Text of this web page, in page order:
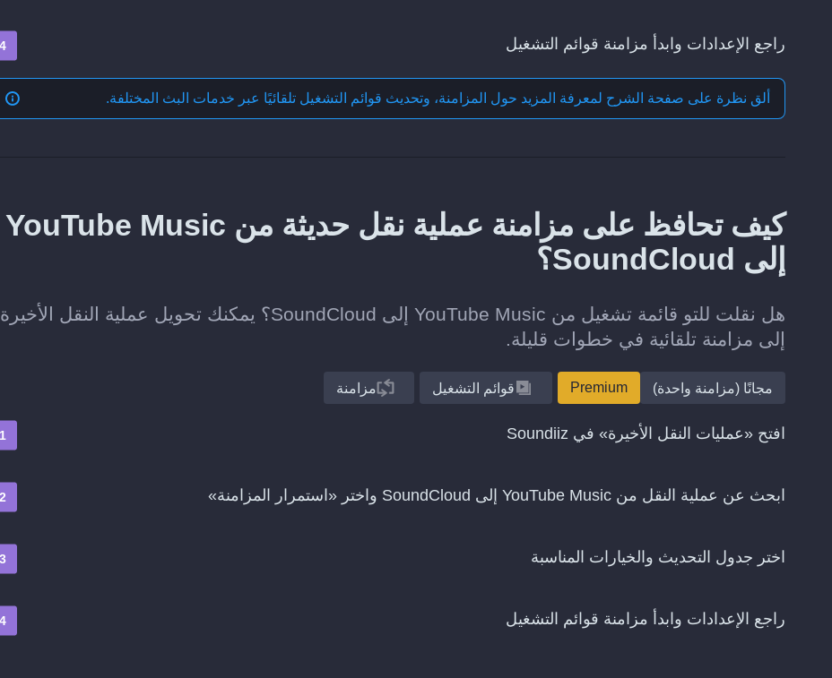
راجع الإعدادات وابدأ مزامنة قوائم التشغيل
ألق نظرة على صفحة الشرح لمعرفة المزيد حول المزامنة، وتحديث قوائم التشغيل تلقائيًا عبر خدمات البث المختلفة.
كيف تحافظ على مزامنة عملية نقل حديثة من YouTube Music
إلى SoundCloud؟
هل نقلت للتو قائمة تشغيل من YouTube Music إلى SoundCloud؟ يمكنك تحويل عملية النقل الأخيرة
إلى مزامنة تلقائية في خطوات قليلة.
مجانًا (مزامنة واحدة) Premium قوائم التشغيل مزامنة
افتح «عمليات النقل الأخيرة» في Soundiiz
ابحث عن عملية النقل من YouTube Music إلى SoundCloud واختر «استمرار المزامنة»
اختر جدول التحديث والخيارات المناسبة
راجع الإعدادات وابدأ مزامنة قوائم التشغيل